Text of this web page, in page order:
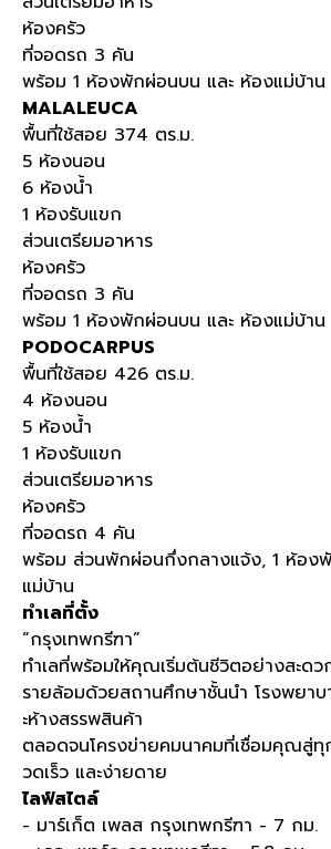
ห้องครัว
ที่จอดรถ 3 คัน
พร้อม 1 ห้องพักผ่อนบน และ ห้องแม่บ้าน
MALALEUCA
พื้นที่ใช้สอย 374 ตร.ม.
5 ห้องนอน
6 ห้องน้ำ
1 ห้องรับแขก
ส่วนเตรียมอาหาร
ห้องครัว
ที่จอดรถ 3 คัน
พร้อม 1 ห้องพักผ่อนบน และ ห้องแม่บ้าน
PODOCARPUS
พื้นที่ใช้สอย 426 ตร.ม.
4 ห้องนอน
5 ห้องน้ำ
1 ห้องรับแขก
ส่วนเตรียมอาหาร
ห้องครัว
ที่จอดรถ 4 คัน
พร้อม ส่วนพักผ่อนกึ่งกลางแจ้ง, 1 ห้อง
แม่บ้าน
ทำเลที่ตั้ง
“กรุงเทพกรีฑา”
ทำเลที่พร้อมให้คุณเริ่มต้นชีวิตอย่างสะด
รายล้อมด้วยสถานศึกษาชั้นนำ โรงพยา
ะห้างสรรพสินค้า
ตลอดจนโครงข่ายคมนาคมที่เชื่อมคุณสู่ทุ
วดเร็ว และง่ายดาย
ไลฟ์สไตล์
- มาร์เก็ต เพลส กรุงเทพกรีฑา - 7 กม.